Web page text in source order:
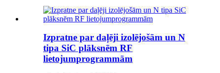
Izpratne par daļēji izolējošām un N
tipa SiC plāksnēm RF
lietojumprogrammām